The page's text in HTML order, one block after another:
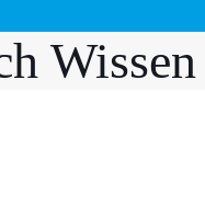
Wissen